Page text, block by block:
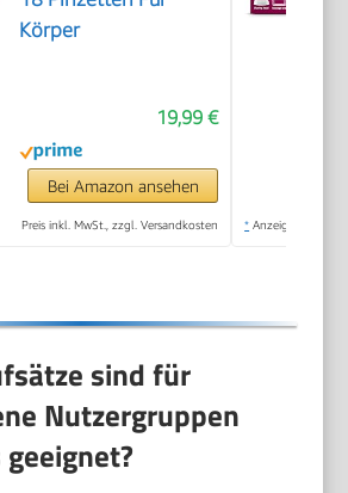
Körper
19,99 €
Bei Amazon ansehen
Preis inkl. MwSt., zzgl. Versandkosten * Anzeige
sind für
Nutzergruppen